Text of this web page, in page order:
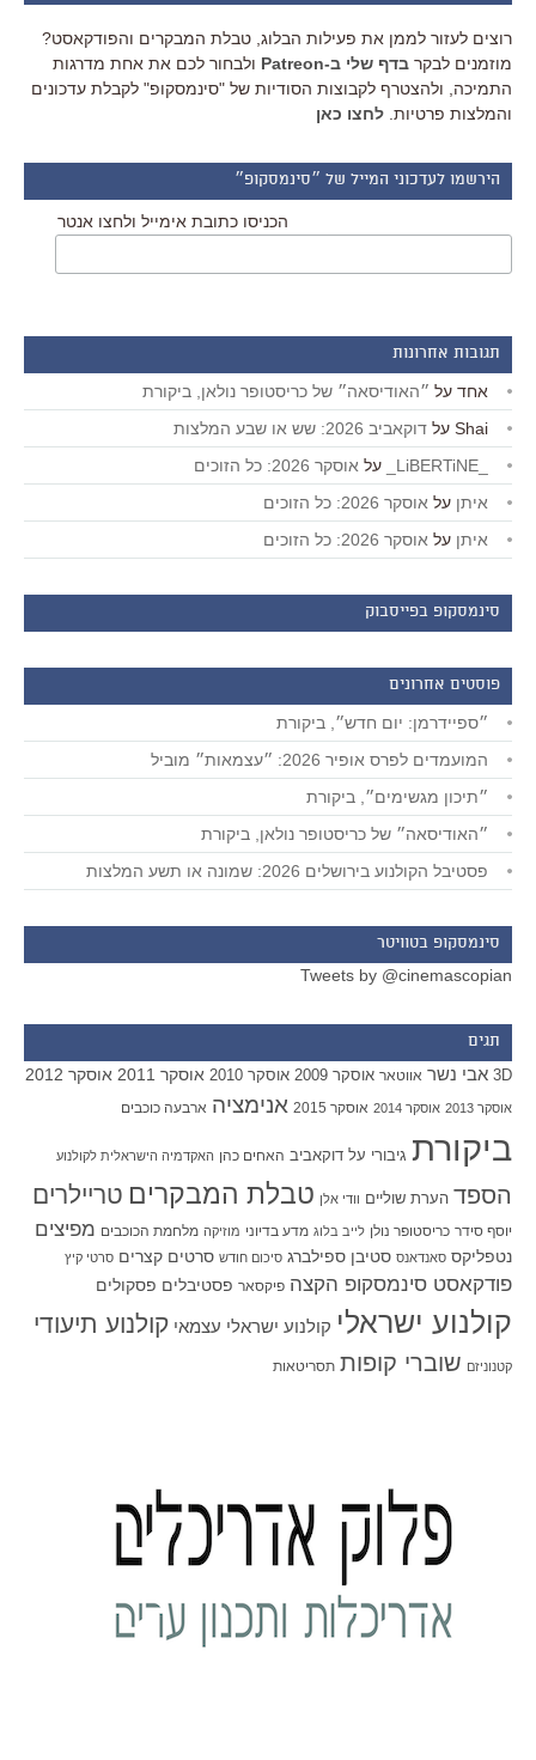
רוצים לעזור לממן את פעילות הבלוג, טבלת המבקרים והפודקאסט?
מוזמנים לבקר בדף שלי ב-Patreon
ולבחור לכם את אחת מדרגות
התמיכה, ולהצטרף לקבוצות הסודיות של "סינמסקופ" לקבלת עדכונים
והמלצות פרטיות. לחצו כאן
הירשמו לעדכוני המייל של ״סינמסקופ״
הכניסו כתובת אימייל ולחצו אנטר
תגובות אחרונות
אחד על ״האודיסאה״ של כריסטופר נולאן, ביקורת
Shai על דוקאביב 2026: שש או שבע המלצות
על אוסקר 2026: כל הזוכים
איתן על אוסקר 2026: כל הזוכים
איתן על אוסקר 2026: כל הזוכים
סינמסקופ בפייסבוק
פוסטים אחרונים
״ספיידרמן: יום חדש״, ביקורת
המועמדים לפרס אופיר 2026: ״עצמאות״ מוביל
״תיכון מגשימים״, ביקורת
״האודיסאה״ של כריסטופר נולאן, ביקורת
פסטיבל הקולנוע בירושלים 2026: שמונה או תשע המלצות
סינמסקופ בטוויטר
Tweets by @cinemascopian
תגים
3D אבי נשר אווטאר אוסקר 2009 אוסקר 2010 אוסקר 2011 אוסקר 2012
אוסקר 2013 אוסקר 2014 אוסקר 2015 אנימציה ארבעה כוכבים
ביקורת גיבורי על דוקאביב האחים כהן האקדמיה הישראלית לקולנוע
הספד הערת שוליים וודי אלן טבלת המבקרים טריילרים
יוסף סידר כריסטופר נולן לייב בלוג מדע בדיוני מוזיקה מלחמת הכוכבים מפיצים
נטפליקס סאנדאנס סטיבן ספילברג סיכום חודש סרטים קצרים סרטי קיץ
פודקאסט סינמסקופ הקצה פיקסאר פסטיבלים פסקולים
קולנוע ישראלי קולנוע ישראלי עצמאי קולנוע תיעודי
קטנוניזם שוברי קופות תסריטאות